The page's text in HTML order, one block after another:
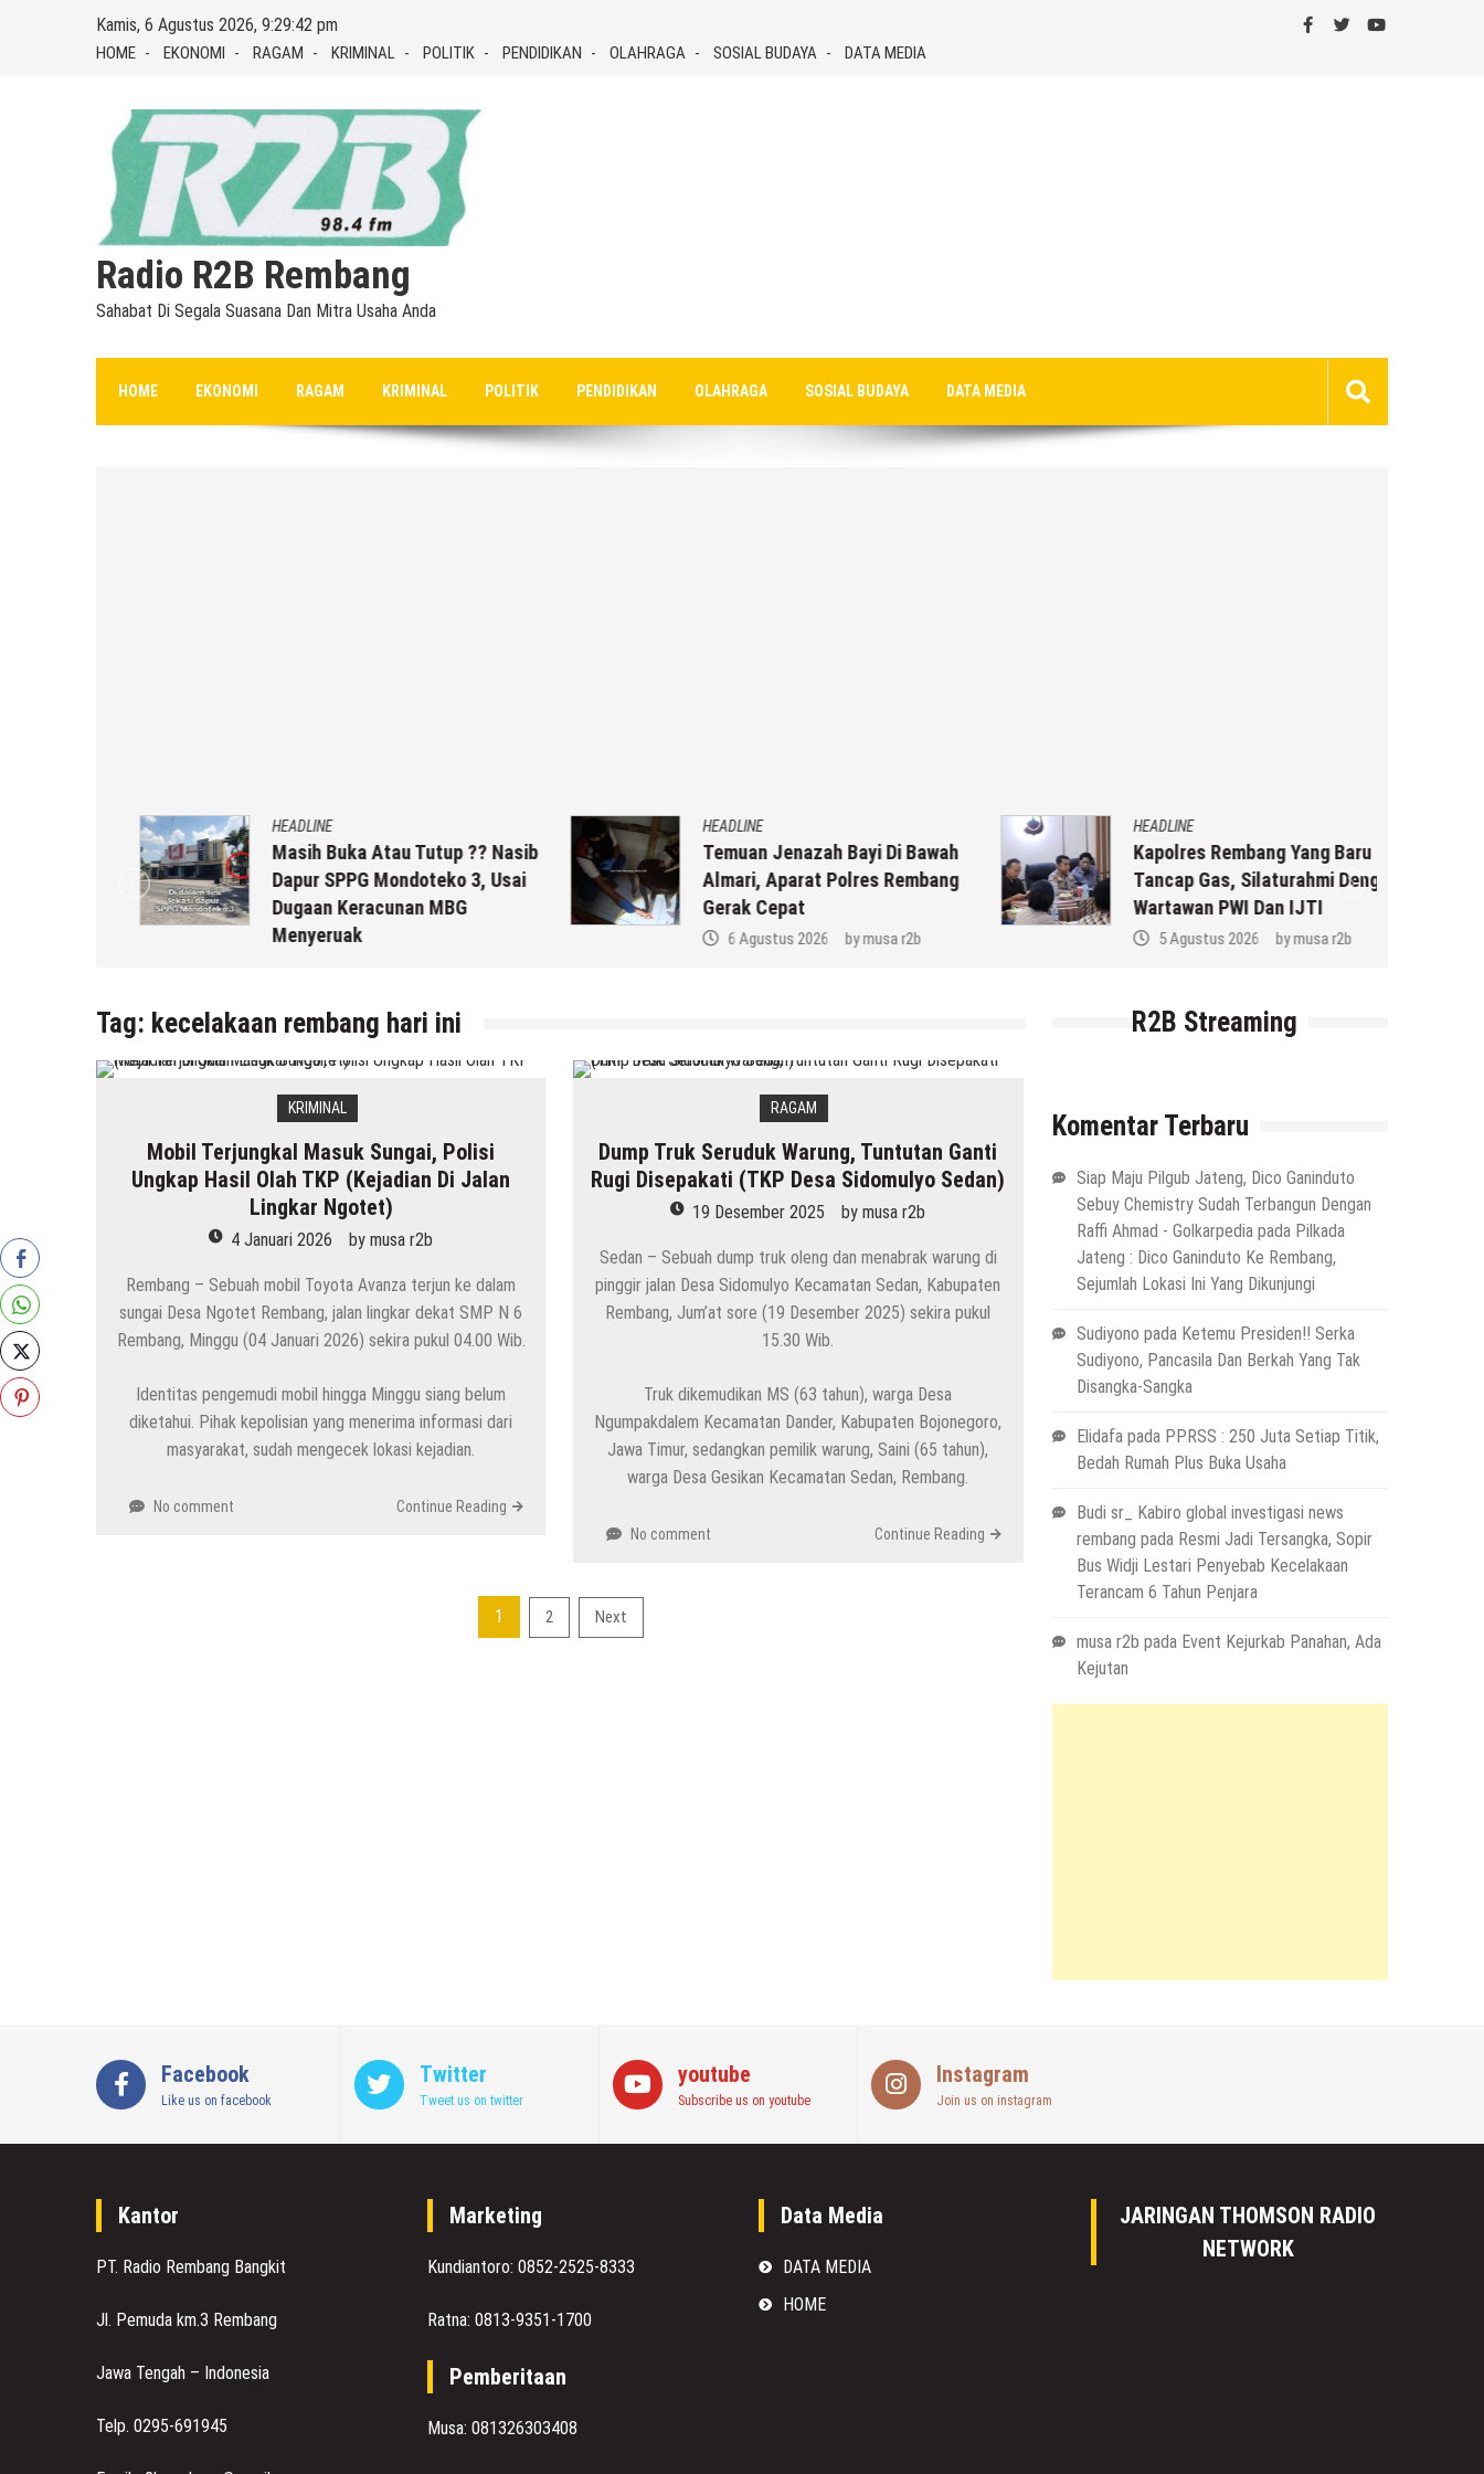
Kamis, 6 Agustus 2026, 9:29:43 pm
HOME EKONOMI RAGAM KRIMINAL POLITIK PENDIDIKAN OLAHRAGA SOSIAL BUDAYA DATA MEDIA
Radio R2B Rembang
Sahabat Di Segala Suasana Dan Mitra Usaha Anda
HOME EKONOMI RAGAM KRIMINAL POLITIK PENDIDIKAN OLAHRAGA SOSIAL BUDAYA DATA MEDIA
HEADLINE
Masih Buka Atau Tutup ?? Nasib
Dapur SPPG Mondoteko 3, Usai
Dugaan Keracunan MBG
Menyeruak
HEADLINE
Temuan Jenazah Bayi Di Bawah
Almari, Aparat Polres Rembang
Gerak Cepat
6 Agustus 2026 by musa r2b
HEADLINE
Kapolres Rembang Yang Baru
Tancap Gas, Silaturahmi Dengan
Wartawan PWI Dan IJTI
5 Agustus 2026 by musa r2b
Tag: kecelakaan rembang hari ini
KRIMINAL
Mobil Terjungkal Masuk Sungai, Polisi
Ungkap Hasil Olah TKP (Kejadian Di Jalan
Lingkar Ngotet)
4 Januari 2026 bymusa r2b
Rembang – Sebuah mobil Toyota Avanza terjun ke dalam
sungai Desa Ngotet Rembang, jalan lingkar dekat SMP N 6
Rembang, Minggu (04 Januari 2026) sekira pukul 04.00 Wib.
Identitas pengemudi mobil hingga Minggu siang belum
diketahui. Pihak kepolisian yang menerima informasi dari
masyarakat, sudah mengecek lokasi kejadian.
No comment Continue Reading
RAGAM
Dump Truk Seruduk Warung, Tuntutan Ganti
Rugi Disepakati (TKP Desa Sidomulyo Sedan)
19 Desember 2025 bymusa r2b
Sedan – Sebuah dump truk oleng dan menabrak warung di
pinggir jalan Desa Sidomulyo Kecamatan Sedan, Kabupaten
Rembang, Jum’at sore (19 Desember 2025) sekira pukul
15.30 Wib.
Truk dikemudikan MS (63 tahun), warga Desa
Ngumpakdalem Kecamatan Dander, Kabupaten Bojonegoro,
Jawa Timur, sedangkan pemilik warung, Saini (65 tahun),
warga Desa Gesikan Kecamatan Sedan, Rembang.
No comment Continue Reading
1 2 Next
R2B Streaming
Komentar Terbaru
Siap Maju Pilgub Jateng, Dico Ganinduto
Sebuy Chemistry Sudah Terbangun Dengan
Raffi Ahmad - Golkarpediapada Pilkada
Jateng : Dico Ganinduto Ke Rembang,
Sejumlah Lokasi Ini Yang Dikunjungi
Sudiyono pada Ketemu Presiden!! Serka
Sudiyono, Pancasila Dan Berkah Yang Tak
Disangka-Sangka
Elidafapada PPRSS : 250 Juta Setiap Titik,
Bedah Rumah Plus Buka Usaha
Budi sr_ Kabiro global investigasi news
rembang pada Resmi Jadi Tersangka, Sopir
Bus Widji Lestari Penyebab Kecelakaan
Terancam 6 Tahun Penjara
musa r2b pada Event Kejurkab Panahan, Ada
Kejutan
Facebook
Like us on facebook
Twitter
Tweet us on twitter
youtube
Subscribe us on youtube
Instagram
Join us on instagram
Kantor
PT. Radio Rembang Bangkit
Jl. Pemuda km.3 Rembang
Jawa Tengah – Indonesia
Telp. 0295-691945
Marketing
Kundiantoro: 0852-2525-8333
Ratna: 0813-9351-1700
Pemberitaan
Musa: 081326303408
Data Media
DATA MEDIA
HOME
JARINGAN THOMSON RADIO
NETWORK